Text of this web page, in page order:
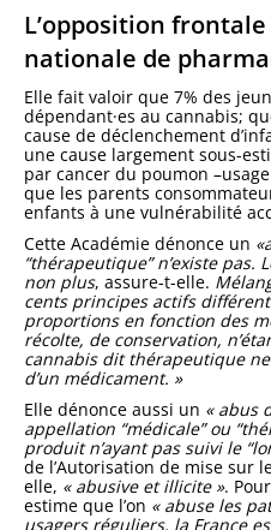
L’opposition frontale
nationale de
Elle fait valoir que 7% des
dépendant·es au cannabis;
cause de déclenchement
une cause largement sous-
par cancer du poumon
que les parents
enfants à une vulnérabilité
Cette Académie dénonce un
“thérapeutique” n’existe pas.
non plus, assure-t-elle.
cents principes actifs
proportions en fonction des
récolte, de conservation,
cannabis dit thérapeutique
d’un médicament. »
Elle dénonce aussi un « abus
appellation “médicale” ou
produit n’ayant pas suivi le
de l’Autorisation de mise sur
elle, « abusive et illicite ».
estime que l’on « abuse les
usagers réguliers, la France